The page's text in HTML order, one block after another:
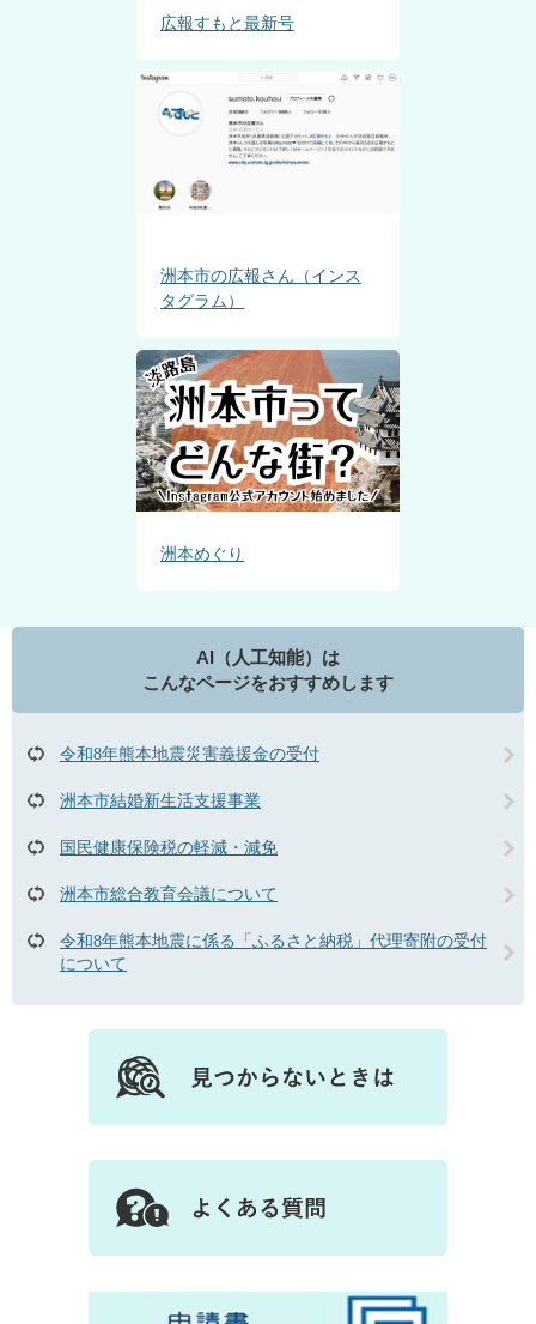
広報すもと最新号
洲本市の広報さん（インス
タグラム）
洲本めぐり
AI（人工知能）は
こんなページをおすすめします
令和8年熊本地震災害義援金の受付
洲本市結婚新生活支援事業
国民健康保険税の軽減・減免
洲本市総合教育会議について
令和8年熊本地震に係る「ふるさと納税」代理寄附の受付
について